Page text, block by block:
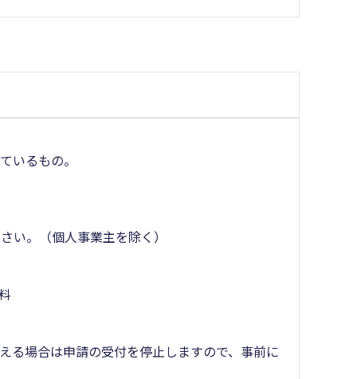
いるもの。
。（個人事業主を除く）
る場合は申請の受付を停止しますので、事前に